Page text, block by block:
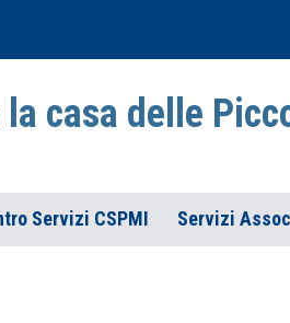
casa delle
Servizi CSPMI Servizi